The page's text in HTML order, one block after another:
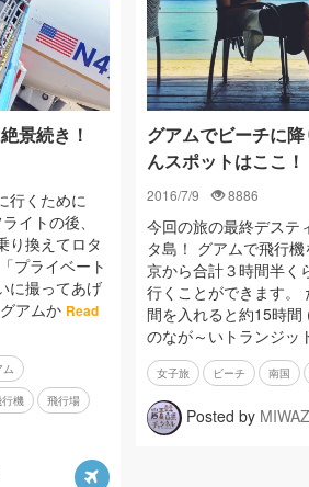
景続き！
行くために
イトの後、
り換えてロタ
プライベート
に撮ってあげ
アムか Read
ム
機 飛行場
グアムでビーチに
んスポットはここ！
2016/7/9 8886
今回の旅の最終デステ
タ島！ グアムで飛行
京から合計３時間半く
行くことができます。
間を入れると約15時
のなが～いトランジッ
女子旅 ビーチ 南国
Posted by